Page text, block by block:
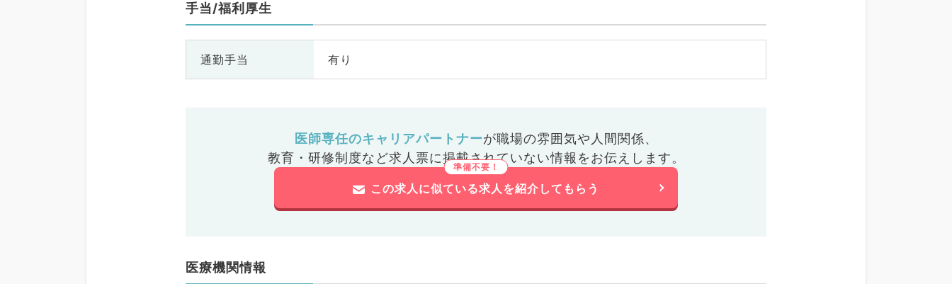
手当/福利厚生
通勤手当 有り
医師専任のキャリアパートナーが職場の雰囲気や人間関係、
教育・研修制度など求人票に掲載されていない情報をお伝えします。
この求人に似ている求人を紹介してもらう
医療機関情報